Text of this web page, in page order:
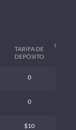
TARIFA DE
DEPÓSITO
0
0
$10